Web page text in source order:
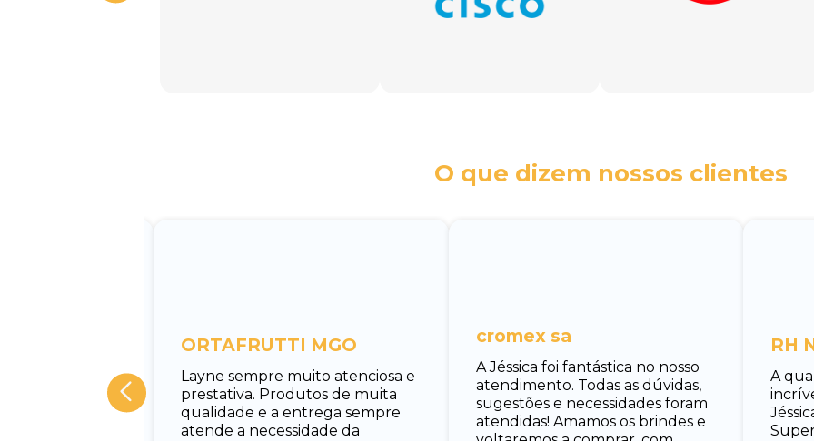
O que dizem nossos clientes
muito
e rápido em
Layne sempre muito atenciosa e
prestativa. Produtos de muita
qualidade e a entrega sempre
atende a necessidade da
ORTAFRUTTI MGO
A Jéssica foi fantástica no nosso
atendimento. Todas as dúvidas,
sugestões e necessidades foram
atendidas! Amamos os brindes e
cromex sa
A
RH